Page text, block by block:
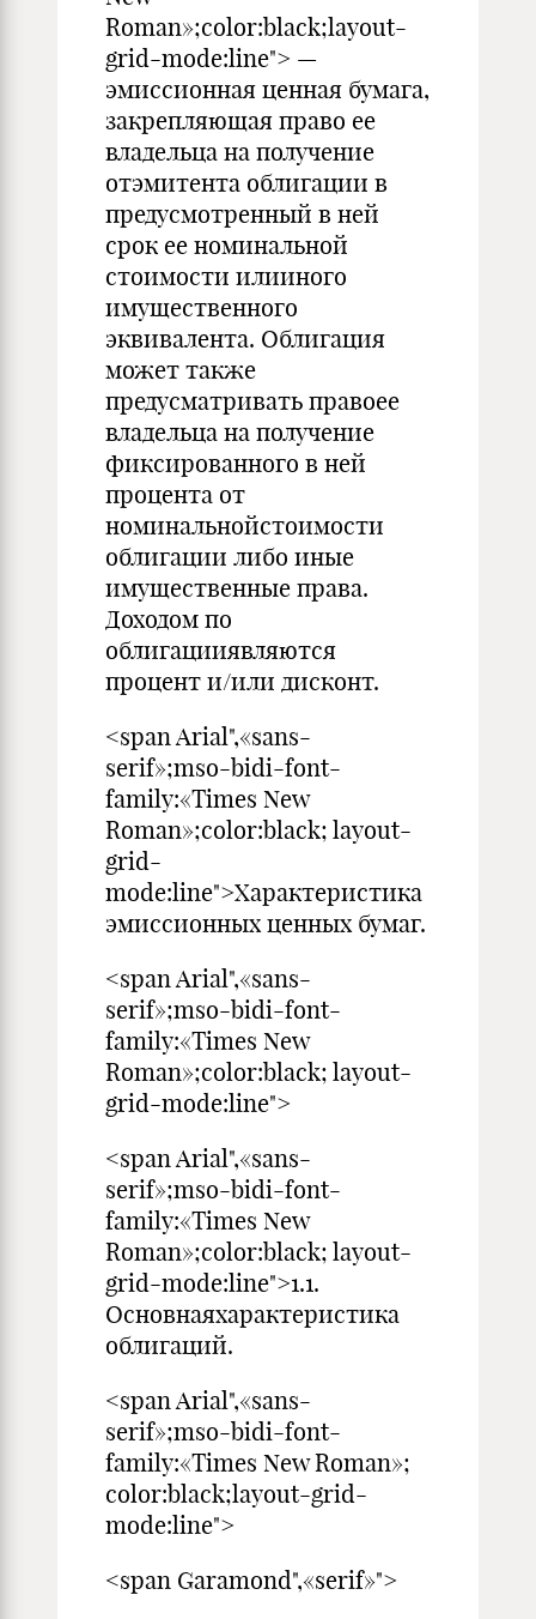
Roman»;color:black;layout-
grid-mode:line"> —
эмиссионная ценная бумага,
закрепляющая право ее
владельца на получение
отэмитента облигации в
предусмотренный в ней
срок ее номинальной
стоимости илииного
имущественного
эквивалента. Облигация
может также
предусматривать правоее
владельца на получение
фиксированного в ней
процента от
номинальнойстоимости
облигации либо иные
имущественные права.
Доходом по
облигацииявляются
процент и/или дисконт.
<span Arial",«sans-
serif»;mso-bidi-font-
family:«Times New
Roman»;color:black; layout-
grid-
mode:line">Характеристика
эмиссионных ценных бумаг.
<span Arial",«sans-
serif»;mso-bidi-font-
family:«Times New
Roman»;color:black; layout-
grid-mode:line">
<span Arial",«sans-
serif»;mso-bidi-font-
family:«Times New
Roman»;color:black; layout-
grid-mode:line">1.1.
Основнаяхарактеристика
облигаций.
<span Arial",«sans-
serif»;mso-bidi-font-
family:«Times New Roman»;
color:black;layout-grid-
mode:line">
<span Garamond",«serif»">